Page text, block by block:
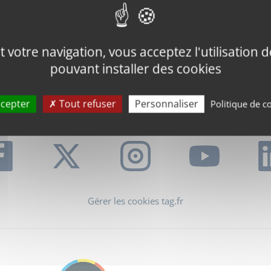
votre navigation, vous acceptez l'utilisation
pouvant installer des cookies
Tout refuser Personnaliser Politique de
Foire aux Questions
Gérer les cookies tag.fr